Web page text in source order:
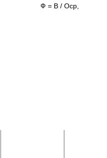
Ф = В /